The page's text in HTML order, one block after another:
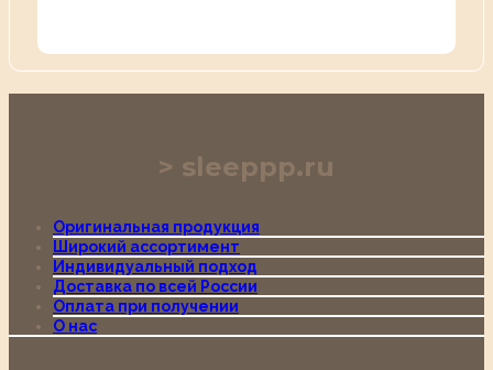
sleeppp.ru
Оригинальная продукция
Широкий ассортимент
Индивидуальный подход
Доставка по всей России
Оплата при получении
О нас